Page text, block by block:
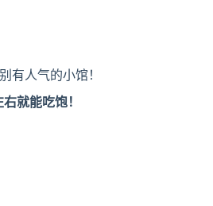
有人气的小馆！
就能吃饱！